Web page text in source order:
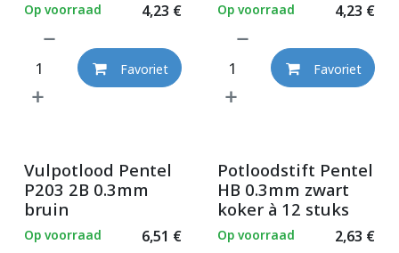
4,23 €
Op voorraad
Favoriet
4,23 €
Op voorraad
Favoriet
Vulpotlood Pentel
P203 2B 0.3mm
bruin
6,51 €
Op voorraad
Potloodstift Pentel
HB 0.3mm zwart
koker à 12 stuks
2,63 €
Op voorraad